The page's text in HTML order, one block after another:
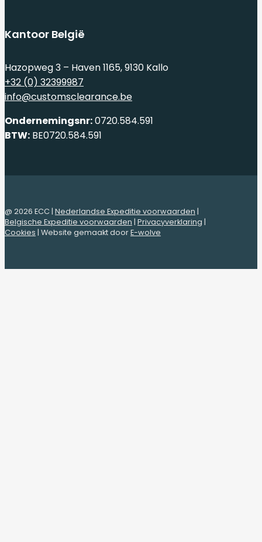
Kantoor België
Hazopweg 3 – Haven 1165, 9130 Kallo
+32 (0) 32399987
info@customsclearance.be
Ondernemingsnr:0720.584.591
BTW: BE0720.584.591
@ 2026 ECC | Nederlandse Expeditie voorwaarden |
Belgische Expeditie voorwaarden | Privacyverklaring |
Cookies | Website gemaakt doorE-wolve